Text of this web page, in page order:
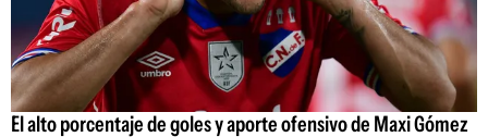
El alto porcentaje de goles y aporte ofensivo de Maxi Gómez